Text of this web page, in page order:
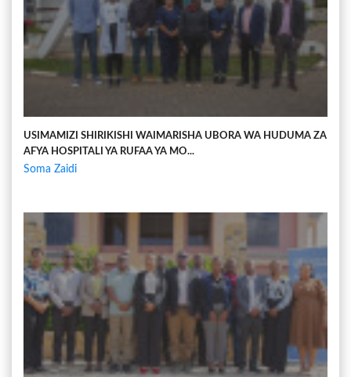
USIMAMIZI SHIRIKISHI WAIMARISHA UBORA WA HUDUMA ZA
AFYA HOSPITALI YA RUFAA YA MO...
Soma Zaidi